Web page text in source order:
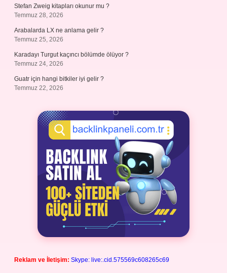
Stefan Zweig kitapları okunur mu ?
Temmuz 28, 2026
Arabalarda LX ne anlama gelir ?
Temmuz 25, 2026
Karadayı Turgut kaçıncı bölümde ölüyor ?
Temmuz 24, 2026
Guatr için hangi bitkiler iyi gelir ?
Temmuz 22, 2026
Reklam ve İletişim: Skype: live:.cid.575569c608265c69